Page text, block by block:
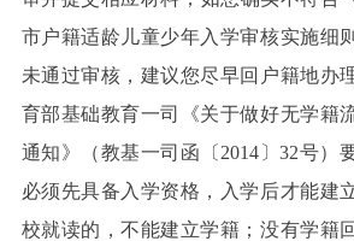
市户籍适龄儿童少年入学审核实施细
未通过审核，建议您尽早回户籍地办
育部基础教育一司《关于做好无学籍
通知》（教基一司函〔2014〕32号）
必须先具备入学资格，入学后才能建
校就读的，不能建立学籍；没有学籍